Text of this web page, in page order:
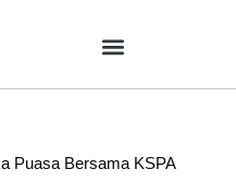
Puasa Bersama KSPA